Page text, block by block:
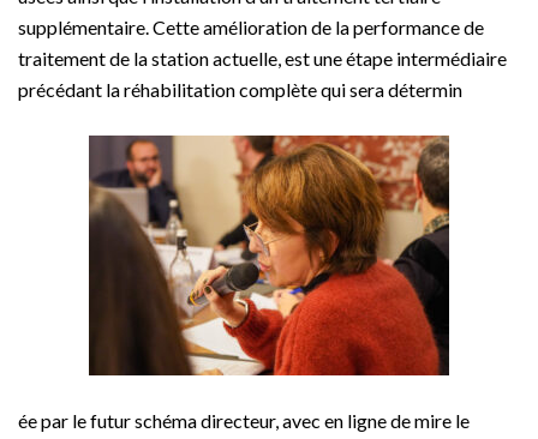
supplémentaire. Cette amélioration de la performance de
traitement de la station actuelle, est une étape intermédiaire
précédant la réhabilitation complète qui sera détermin
ée par le futur schéma directeur, avec en ligne de mire le